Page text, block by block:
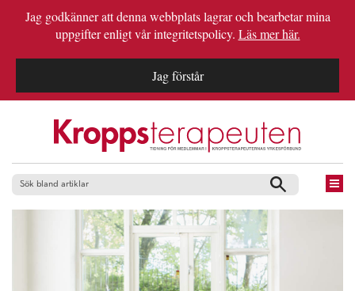
Jag godkänner att denna webbplats lagrar och bearbetar mina
uppgifter enligt vår integritetspolicy. Läs mer här.
Jag förstår